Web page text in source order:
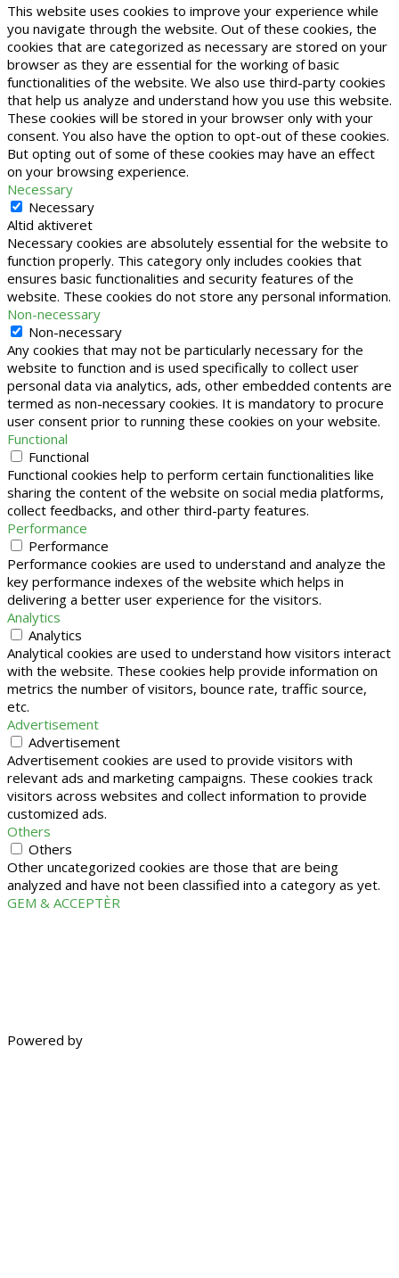
This website uses cookies to improve your experience while
you navigate through the website. Out of these cookies, the
cookies that are categorized as necessary are stored on your
browser as they are essential for the working of basic
functionalities of the website. We also use third-party cookies
that help us analyze and understand how you use this website.
These cookies will be stored in your browser only with your
consent. You also have the option to opt-out of these cookies.
But opting out of some of these cookies may have an effect
on your browsing experience.
Necessary
Necessary
Altid aktiveret
Necessary cookies are absolutely essential for the website to
function properly. This category only includes cookies that
ensures basic functionalities and security features of the
website. These cookies do not store any personal information.
Non-necessary
Non-necessary
Any cookies that may not be particularly necessary for the
website to function and is used specifically to collect user
personal data via analytics, ads, other embedded contents are
termed as non-necessary cookies. It is mandatory to procure
user consent prior to running these cookies on your website.
Functional
Functional
Functional cookies help to perform certain functionalities like
sharing the content of the website on social media platforms,
collect feedbacks, and other third-party features.
Performance
Performance
Performance cookies are used to understand and analyze the
key performance indexes of the website which helps in
delivering a better user experience for the visitors.
Analytics
Analytics
Analytical cookies are used to understand how visitors interact
with the website. These cookies help provide information on
metrics the number of visitors, bounce rate, traffic source,
etc.
Advertisement
Advertisement
Advertisement cookies are used to provide visitors with
relevant ads and marketing campaigns. These cookies track
visitors across websites and collect information to provide
customized ads.
Others
Others
Other uncategorized cookies are those that are being
analyzed and have not been classified into a category as yet.
GEM & ACCEPTÈR
Powered by